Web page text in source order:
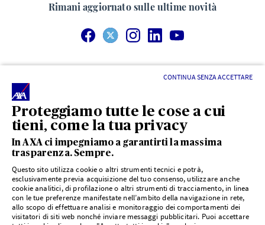
Proteggiamo tutte le cose a cui
tieni, come la tua privacy
In AXA ci impegniamo a garantirti la massima
trasparenza. Sempre.
Questo sito utilizza cookie o altri strumenti tecnici e potrà,
esclusivamente previa acquisizione del tuo consenso, utilizzare anche
cookie analitici, di profilazione o altri strumenti di tracciamento, in linea
con le tue preferenze manifestate nell’ambito della navigazione in rete,
allo scopo di effettuare analisi e monitoraggio dei comportamenti dei
visitatori di siti web nonché inviare messaggi pubblicitari. Puoi accettare
CONTINUA SENZA ACCETTARE
Rimani aggiornato sulle ultime novità
*Rateazione mensile indicativa di premio con pagamento su
base annuale.
Messaggio pubblicitario di AXA Assicurazioni. La garanzia
Assistenza 360 di Protezione Salute è un prodotto di AXA
Assicurazioni S.p.A. Prima della sottoscrizione leggere il set
informativo disponibile suwww.axa.it/assicurazione-
recessoclicca qui. Indietro
Dichiarazione di accessibilità
Cookie Policy